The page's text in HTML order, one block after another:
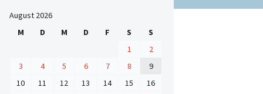
August 2026
M
D M D F S
S
1
2
3
4 5 6 7 8
9
10
11 12 13 14 15
16